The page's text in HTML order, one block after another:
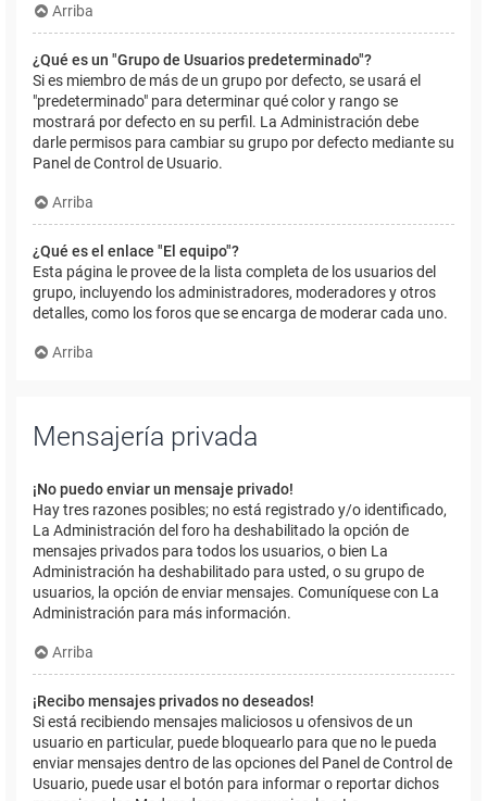
Arriba
¿Qué es un "Grupo de Usuarios predeterminado"?
Si es miembro de más de un grupo por defecto, se usará el
"predeterminado" para determinar qué color y rango se
mostrará por defecto en su perfil. La Administración debe
darle permisos para cambiar su grupo por defecto mediante su
Panel de Control de Usuario.
Arriba
¿Qué es el enlace "El equipo"?
Esta página le provee de la lista completa de los usuarios del
grupo, incluyendo los administradores, moderadores y otros
detalles, como los foros que se encarga de moderar cada uno.
Arriba
Mensajería privada
¡No puedo enviar un mensaje privado!
Hay tres razones posibles; no está registrado y/o identificado,
La Administración del foro ha deshabilitado la opción de
mensajes privados para todos los usuarios, o bien La
Administración ha deshabilitado para usted, o su grupo de
usuarios, la opción de enviar mensajes. Comuníquese con La
Administración para más información.
Arriba
¡Recibo mensajes privados no deseados!
Si está recibiendo mensajes maliciosos u ofensivos de un
usuario en particular, puede bloquearlo para que no le pueda
enviar mensajes dentro de las opciones del Panel de Control de
Usuario, puede usar el botón para informar o reportar dichos